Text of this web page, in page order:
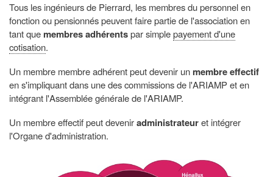
Tous les ingénieurs de Pierrard, les membres du personnel en
fonction ou pensionnés peuvent faire partie de l'association en
tant que membres adhérentspar simplepayement d'une
cotisation.
Un membre membre adhérent peut devenir un membre effectif
en s'impliquant dans une des commissions de l'ARIAMP et en
intégrant l'Assemblée générale de l'ARIAMP.
Un membre effectif peut deveniradministrateuret intégrer
l'Organe d'administration.